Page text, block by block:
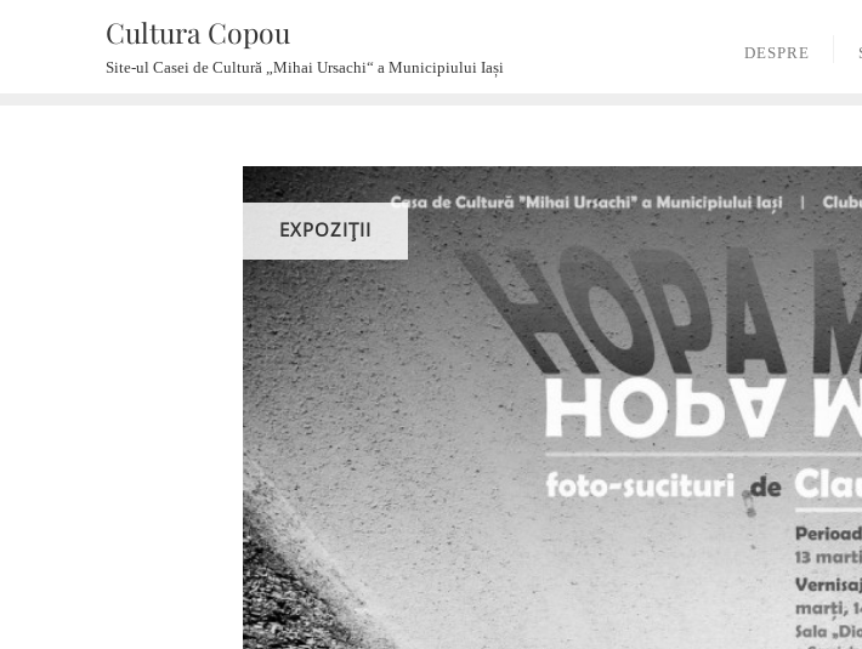
Cultura Copou
Site-ul Casei de Cultură „Mihai Ursachi“ a Municipiului Iași
DESPRE
EXPOZIŢII